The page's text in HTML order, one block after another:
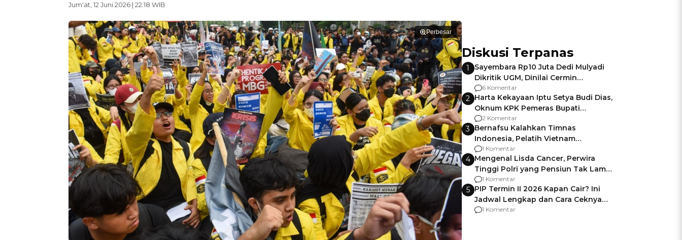
Jum'at, 12 Juni 2026 | 22:18 WIB
Perbesar
Diskusi Terpanas
1
Sayembara Rp10 Juta Dedi Mulyadi
Dikritik UGM, Dinilai Cermin
Gagalnya Negara Jamin Keamanan
6 Komentar
2 Harta Kekayaan Iptu Setya Budi Dias,
Oknum KPK Pemeras Bupati
Pemalang
2 Komentar
3 Bernafsu Kalahkan Timnas
Indonesia, Pelatih Vietnam
Berencana Pakai Jimat di Pakansari
1 Komentar
4 Mengenal Lisda Cancer, Perwira
Tinggi Polri yang Pensiun Tak Lama
Usai Jadi Brigjen
1 Komentar
5 PIP Termin II 2026 Kapan Cair? Ini
Jadwal Lengkap dan Cara Ceknya
agar Dana Tidak Hangus!
1 Komentar